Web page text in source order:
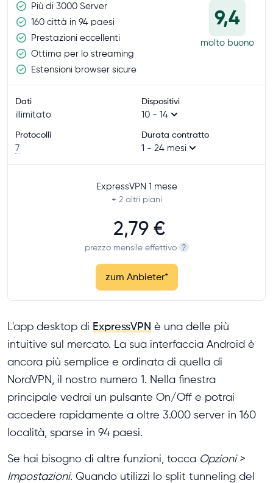
Più di 3000 Server
160 città in 94 paesi
Prestazioni eccellenti
Ottima per lo streaming
Estensioni browser sicure
9,4
molto buono
Dati
illimitato
Dispositivi
10 - 14
Protocolli
7
Durata contratto
1 - 24 mesi
ExpressVPN 1 mese
+ 2 altri piani
2,79 €
prezzo mensile effettivo ?
zum Anbieter*
L'app desktop di ExpressVPN è una delle più
intuitive sul mercato. La sua interfaccia Android è
ancora più semplice e ordinata di quella di
NordVPN, il nostro numero 1. Nella finestra
principale vedrai un pulsante On/Off e potrai
accedere rapidamente a oltre 3.000 server in 160
località, sparse in 94 paesi.
Se hai bisogno di altre funzioni, tocca Opzioni >
Impostazioni. Quando utilizzi lo split tunneling del